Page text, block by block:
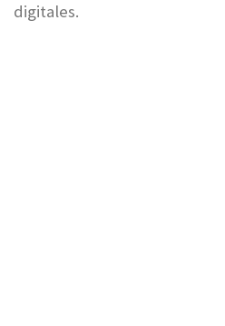
digitales.